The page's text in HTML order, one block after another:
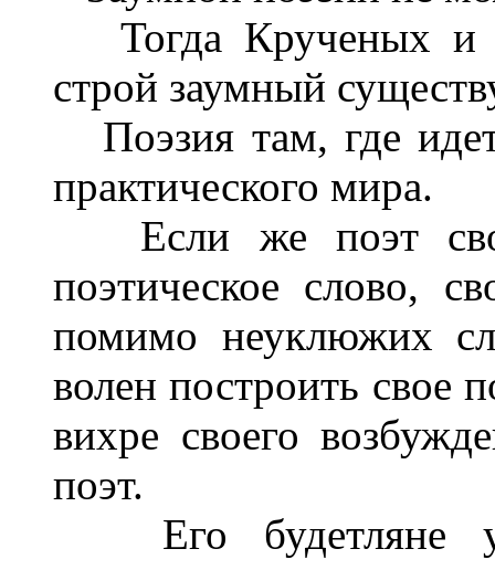
Тогда Крученых и
строй заумный
Поэзия там, где идет
практического мира.
Если же поэт
поэтическое слово,
помимо неуклюжих
волен построить свое
вихре своего
поэт.
Его будетляне